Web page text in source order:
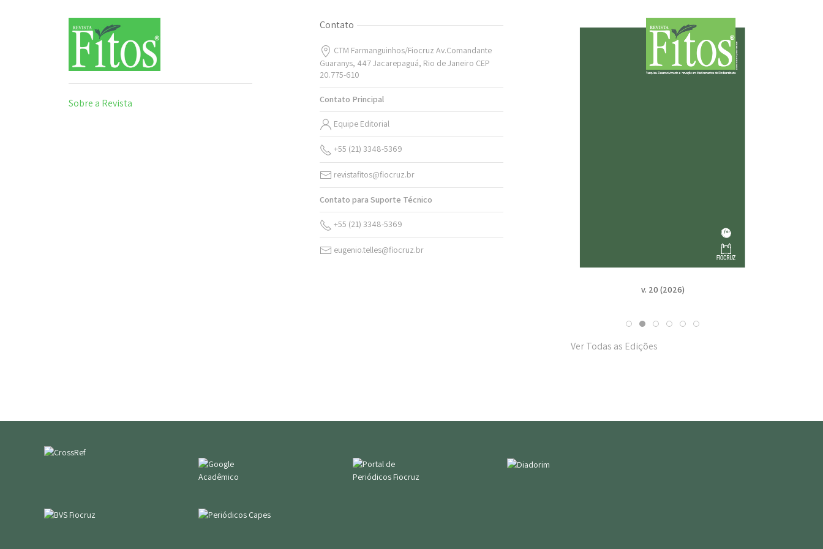
Sobre a Revista
Contato
CTM Farmanguinhos/Fiocruz Av.Comandante
Guaranys, 447 Jacarepaguá, Rio de Janeiro CEP
20.775-610
Contato Principal
Equipe Editorial
+55 (21) 3348-5369
revistafitos@fiocruz.br
Contato para Suporte Técnico
+55 (21) 3348-5369
eugenio.telles@fiocruz.br
v. 20 (2026)
Ver Todas as Edições